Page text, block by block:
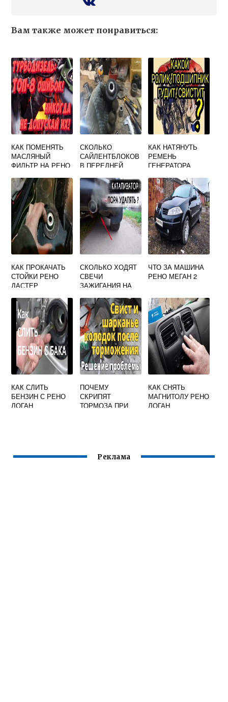
Вам также может понравиться:
КАК ПОМЕНЯТЬ
МАСЛЯНЫЙ
ФИЛЬТР НА РЕНО
СКОЛЬКО
САЙЛЕНТБЛОКОВ
В ПЕРЕДНЕЙ
ДАСТЕР 4Х4
КАК НАТЯНУТЬ
РЕМЕНЬ
ГЕНЕРАТОРА
КАК ПРОКАЧАТЬ
СТОЙКИ РЕНО
ДАСТЕР
СКОЛЬКО ХОДЯТ
СВЕЧИ
ЗАЖИГАНИЯ НА
ЧТО ЗА МАШИНА
РЕНО МЕГАН 2
КАК СЛИТЬ
БЕНЗИН С РЕНО
ЛОГАН
ПОЧЕМУ
СКРИПЯТ
ТОРМОЗА ПРИ
КАК СНЯТЬ
МАГНИТОЛУ РЕНО
ЛОГАН
Реклама